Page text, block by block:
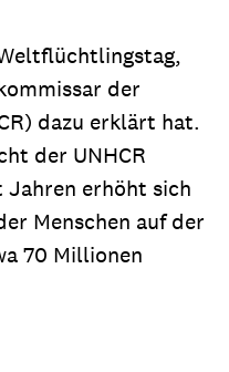
der
dazu erklärt hat.
der UNHCR
Jahren erhöht sich
Menschen auf der
70 Millionen